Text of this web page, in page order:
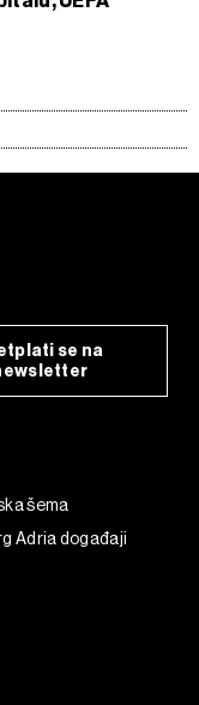
se na
šema
Adria događaji